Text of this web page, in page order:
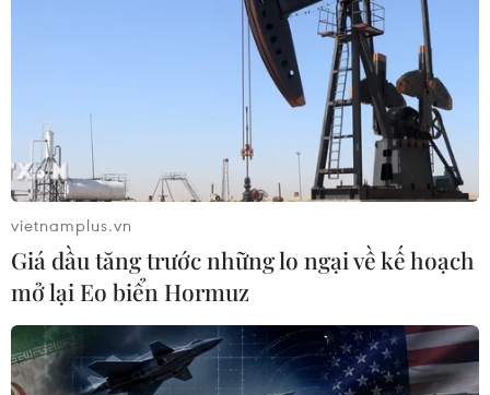
vietnamplus.vn
Giá dầu tăng trước những lo ngại về kế hoạch
mở lại Eo biển Hormuz